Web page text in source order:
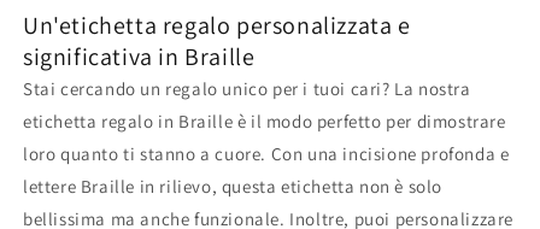
Un'etichetta regalo personalizzata e
significativa in Braille
Stai cercando un regalo unico per i tuoi cari? La nostra
etichetta regalo in Braille è il modo perfetto per dimostrare
loro quanto ti stanno a cuore. Con una incisione profonda e
lettere Braille in rilievo, questa etichetta non è solo
bellissima ma anche funzionale. Inoltre, puoi personalizzare